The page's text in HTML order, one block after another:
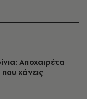
Αποχαιρέτα
που χάνεις